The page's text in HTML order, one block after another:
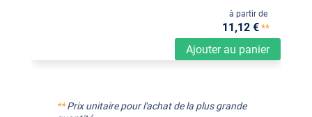
Ajouter au panier
à partir de
11,12 €**
**Prix unitaire pour l'achat de la plus grande